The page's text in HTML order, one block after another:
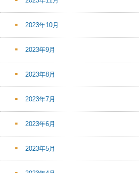
2023年10月
2023年9月
2023年8月
2023年7月
2023年6月
2023年5月